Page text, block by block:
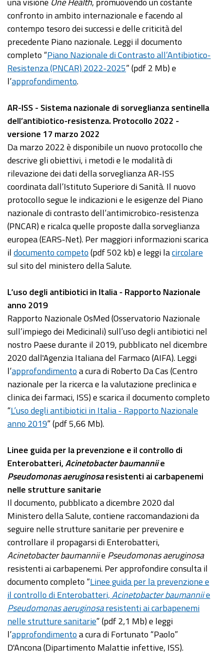
confronto in ambito internazionale e facendo al
contempo tesoro dei successi e delle criticità del
precedente Piano nazionale. Leggi il documento
completo “Piano Nazionale di Contrasto all’Antibiotico-
Resistenza (PNCAR) 2022-2025” (pdf 2 Mb) e
l’approfondimento.
AR-ISS - Sistema nazionale di sorveglianza sentinella
dell’antibiotico-resistenza. Protocollo 2022 -
versione 17 marzo 2022
Da marzo 2022 è disponibile un nuovo protocollo che
descrive gli obiettivi, i metodi e le modalità di
rilevazione dei dati della sorveglianza AR-ISS
coordinata dall’Istituto Superiore di Sanità. Il nuovo
protocollo segue le indicazioni e le esigenze del Piano
nazionale di contrasto dell’antimicrobico-resistenza
(PNCAR) e ricalca quelle proposte dalla sorveglianza
europea (EARS-Net). Per maggiori informazioni scarica
ildocumento competo(pdf 502 kb) e leggi lacircolare
sul sito del ministero della Salute.
L’uso degli antibiotici in Italia - Rapporto Nazionale
anno 2019
Rapporto Nazionale OsMed (Osservatorio Nazionale
sull’impiego dei Medicinali) sull’uso degli antibiotici nel
nostro Paese durante il 2019, pubblicato nel dicembre
2020 dall'Agenzia Italiana del Farmaco (AIFA). Leggi
l’approfondimentoa cura di Roberto Da Cas (Centro
nazionale per la ricerca e la valutazione preclinica e
clinica dei farmaci, ISS) e scarica il documento completo
“L’uso degli antibiotici in Italia - Rapporto Nazionale
anno 2019” (pdf 5,66 Mb).
Linee guida per la prevenzione e il controllo di
Enterobatteri,Acinetobacter baumanniie
Pseudomonas aeruginosaresistenti ai carbapenemi
nelle strutture sanitarie
Il documento, pubblicato a dicembre 2020 dal
Ministero della Salute, contiene raccomandazioni da
seguire nelle strutture sanitarie per prevenire e
controllare il propagarsi di Enterobatteri,
Acinetobacter baumanniie Pseudomonas aeruginosa
resistenti ai carbapenemi. Per approfondire consulta il
documento completo “Linee guida per la prevenzione e
il controllo di Enterobatteri,Acinetobacter baumanniie
Pseudomonas aeruginosaresistenti ai carbapenemi
nelle strutture sanitarie” (pdf 2,1 Mb) e leggi
l’approfondimentoa cura di Fortunato “Paolo”
D'Ancona (Dipartimento Malattie infettive, ISS).